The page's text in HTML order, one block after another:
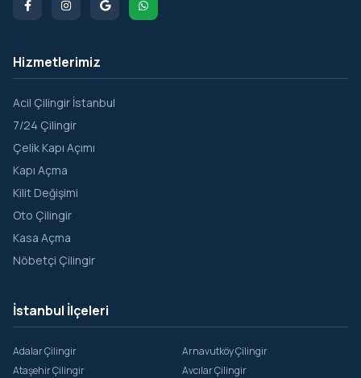
Hizmetlerimiz
Acil Çilingir İstanbul
7/24 Çilingir
Çelik Kapı Açımı
Kapı Açma
Kilit Değişimi
Oto Çilingir
Kasa Açma
Nöbetçi Çilingir
İstanbul İlçeleri
Adalar Çilingir
Arnavutköy Çilingir
Ataşehir Çilingir
Avcılar Çilingir